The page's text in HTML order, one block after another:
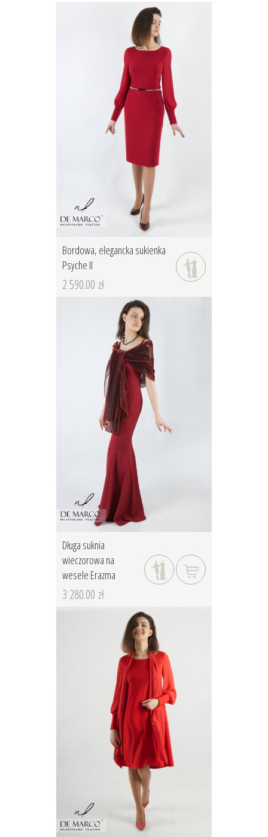
Bordowa, elegancka sukienka
Psyche II
2 590.00 zł
Długa suknia
wieczorowa na
wesele Erazma
3 280.00 zł